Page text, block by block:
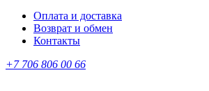
Оплата и доставка
Возврат и обмен
Контакты
+7 706 806 00 66